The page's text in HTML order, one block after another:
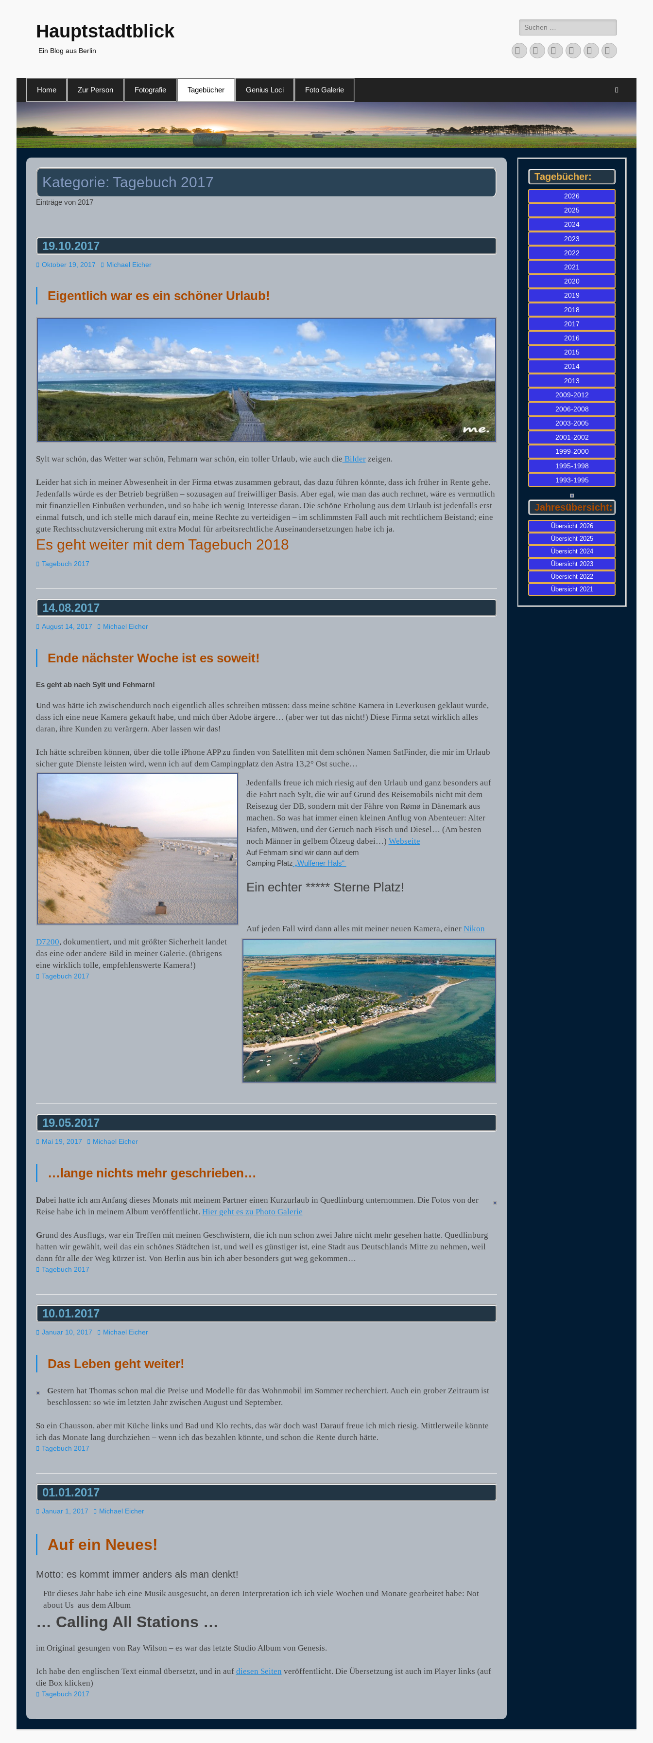
Hauptstadtblick
Ein Blog aus Berlin
Suchen
nach:
Facebook
TwitterLinkedIn
FlickrInstagram
Primäres
Menü
Home Zur Person Fotografie Tagebücher Genius Loci Foto Galerie
Kategorie: Tagebuch 2017
Einträge von 2017
19.10.2017
Veröffentlicht
Oktober 19, 2017 Autor
Michael Eicher
Eigentlich war es ein schöner Urlaub!
Sylt war schön, das Wetter war schön, Fehmarn war schön, ein toller Urlaub, wie auch die Bilderzeigen.
Leider hat sich in meiner Abwesenheit in der Firma etwas zusammen gebraut, das dazu führen könnte, dass ich früher in Rente gehe.
Jedenfalls würde es der Betrieb begrüßen – sozusagen auf freiwilliger Basis. Aber egal, wie man das auch rechnet, wäre es vermutlich
mit finanziellen Einbußen verbunden, und so habe ich wenig Interesse daran. Die schöne Erholung aus dem Urlaub ist jedenfalls erst
einmal futsch, und ich stelle mich darauf ein, meine Rechte zu verteidigen – im schlimmsten Fall auch mit rechtlichem Beistand; eine
gute Rechtsschutzversicherung mit extra Modul für arbeitsrechtliche Auseinandersetzungen habe ich ja.
Es geht weiter mit dem Tagebuch 2018
Kategorien
Tagebuch 2017
14.08.2017
Veröffentlicht
August 14, 2017 Autor
Michael Eicher
Ende nächster Woche ist es soweit!
Es geht ab nach Sylt und Fehmarn!
Und was hätte ich zwischendurch noch eigentlich alles schreiben müssen: dass meine schöne Kamera in Leverkusen geklaut wurde,
dass ich eine neue Kamera gekauft habe, und mich über Adobe ärgere… (aber wer tut das nicht!) Diese Firma setzt wirklich alles
daran, ihre Kunden zu verärgern. Aber lassen wir das!
Ich hätte schreiben können, über die tolle iPhone APP zu finden von Satelliten mit dem schönen Namen SatFinder, die mir im Urlaub
sicher gute Dienste leisten wird, wenn ich auf dem Campingplatz den Astra 13,2° Ost suche…
Jedenfalls freue ich mich riesig auf den Urlaub und ganz besonders auf
die Fahrt nach Sylt, die wir auf Grund des Reisemobils nicht mit dem
Reisezug der DB, sondern mit der Fähre von Rømø in Dänemark aus
machen. So was hat immer einen kleinen Anflug von Abenteuer: Alter
Hafen, Möwen, und der Geruch nach Fisch und Diesel… (Am besten
noch Männer in gelbem Ölzeug dabei…) Webseite
Auf Fehmarn sind wir dann auf dem
Camping Platz „Wulfener Hals“
Ein echter ***** Sterne Platz!
Auf jeden Fall wird dann alles mit meiner neuen Kamera, einer Nikon
D7200, dokumentiert, und mit größter Sicherheit landet
das eine oder andere Bild in meiner Galerie. (übrigens
eine wirklich tolle, empfehlenswerte Kamera!)
Kategorien
Tagebuch 2017
19.05.2017
Veröffentlicht
Mai 19, 2017 Autor
Michael Eicher
…lange nichts mehr geschrieben…
Dabei hatte ich am Anfang dieses Monats mit meinem Partner einen Kurzurlaub in Quedlinburg unternommen. Die Fotos von der
Reise habe ich in meinem Album veröffentlicht. Hier geht es zu Photo Galerie
Grund des Ausflugs, war ein Treffen mit meinen Geschwistern, die ich nun schon zwei Jahre nicht mehr gesehen hatte. Quedlinburg
hatten wir gewählt, weil das ein schönes Städtchen ist, und weil es günstiger ist, eine Stadt aus Deutschlands Mitte zu nehmen, weil
dann für alle der Weg kürzer ist. Von Berlin aus bin ich aber besonders gut weg gekommen…
Kategorien
Tagebuch 2017
10.01.2017
Veröffentlicht
Januar 10, 2017 Autor
Michael Eicher
Das Leben geht weiter!
Gestern hat Thomas schon mal die Preise und Modelle für das Wohnmobil im Sommer recherchiert. Auch ein grober Zeitraum ist
beschlossen: so wie im letzten Jahr zwischen August und September.
So ein Chausson, aber mit Küche links und Bad und Klo rechts, das wär doch was! Darauf freue ich mich riesig. Mittlerweile könnte
ich das Monate lang durchziehen – wenn ich das bezahlen könnte, und schon die Rente durch hätte.
Kategorien
Tagebuch 2017
01.01.2017
Veröffentlicht
Januar 1, 2017 Autor
Michael Eicher
Auf ein Neues!
Motto: es kommt immer anders als man denkt!
Für dieses Jahr habe ich eine Musik ausgesucht, an deren Interpretation ich ich viele Wochen und Monate gearbeitet habe: Not
about Us aus dem Album
… Calling All Stations …
im Original gesungen von Ray Wilson – es war das letzte Studio Album von Genesis.
Ich habe den englischen Text einmal übersetzt, und in auf diesen Seiten veröffentlicht. Die Übersetzung ist auch im Player links (auf
die Box klicken)
Kategorien
Tagebuch 2017
Tagebücher:
2026
2025
2024
2023
2022
2021
2020
2019
2018
2017
2016
2015
2014
2013
2009-2012
2006-2008
2003-2005
2001-2002
1999-2000
1995-1998
1993-1995
Jahresübersicht:
Übersicht 2026
Übersicht 2025
Übersicht 2024
Übersicht 2023
Übersicht 2022
Übersicht 2021